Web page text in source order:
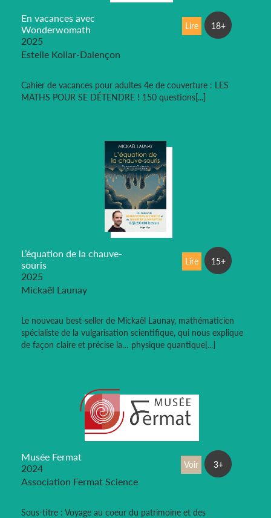
En vacances avec
Wonderwomath
2025
Estelle Kollar-Dalençon
Cahier de vacances pour adultes 4e de couverture : LES
MATHS POUR SE DÉTENDRE ! 150 questions[...]
Lire 18+
L’équation de la chauve-
souris
2025
Mickaël Launay
Le nouveau best-seller de Mickaël Launay, mathématicien
spécialiste de la vulgarisation scientifique, qui nous explique
de façon claire et précise la… physique quantique[...]
Lire 15+
Musée Fermat
2024
Association Fermat Science
Sous-titre : Voyage au coeur du patrimoine et des
Voir 3+